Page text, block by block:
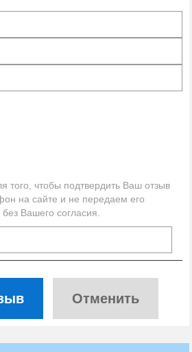
того, чтобы подтвердить Ваш отзыв
на сайте и не передаем его
Вашего согласия.
Отменить